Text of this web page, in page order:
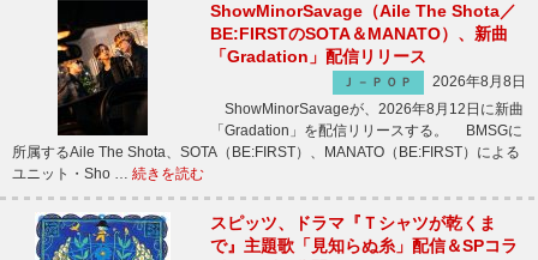
ShowMinorSavage（Aile The Shota／
BE:FIRSTのSOTA＆MANATO）、新曲
「Gradation」配信リリース
Ｊ－ＰＯＰ
2026年8月8日
ShowMinorSavageが、2026年8月12日に新曲
「Gradation」を配信リリースする。 BMSGに
所属するAile The Shota、SOTA（BE:FIRST）、MANATO（BE:FIRST）による
ユニット・Sho … 続きを読む
スピッツ、ドラマ『Ｔシャツが乾くま
で』主題歌「見知らぬ糸」配信＆SPコラ